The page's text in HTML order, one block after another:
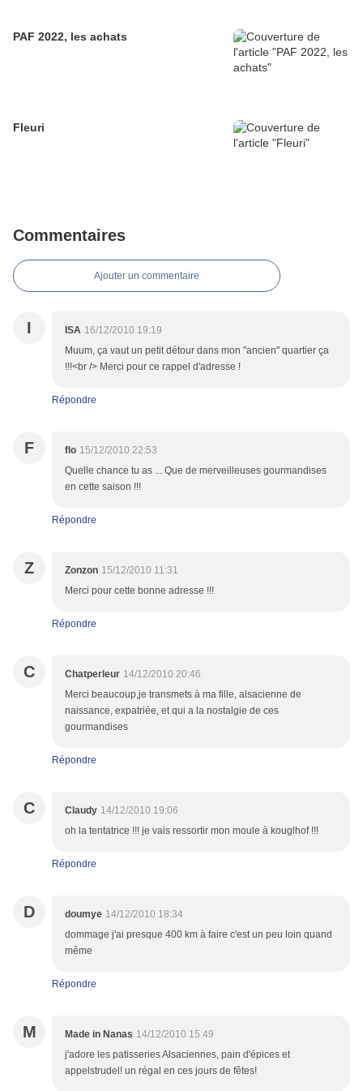
PAF 2022, les achats
Fleuri
Commentaires
Ajouter un commentaire
I ISA 16/12/2010 19:19
Muum, ça vaut un petit détour dans mon "ancien" quartier ça
!!!<br /> Merci pour ce rappel d'adresse !
Répondre
F flo 15/12/2010 22:53
Quelle chance tu as ... Que de merveilleuses gourmandises
en cette saison !!!
Répondre
Z Zonzon 15/12/2010 11:31
Merci pour cette bonne adresse !!!
Répondre
C Chatperleur 14/12/2010 20:46
Merci beaucoup,je transmets à ma fille, alsacienne de
naissance, expatriée, et qui a la nostalgie de ces
gourmandises
Répondre
C Claudy 14/12/2010 19:06
oh la tentatrice !!! je vais ressortir mon moule à kouglhof !!!
Répondre
D doumye 14/12/2010 18:34
dommage j'ai presque 400 km à faire c'est un peu loin quand
même
Répondre
M Made in Nanas 14/12/2010 15:49
j'adore les patisseries Alsaciennes, pain d'épices et
appelstrudel! un régal en ces jours de fêtes!